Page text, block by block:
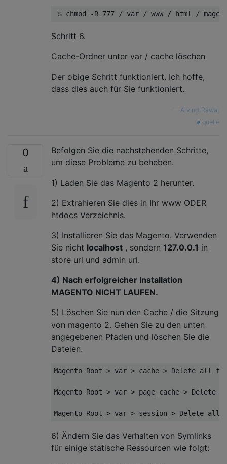
$ chmod -R 777 / var / www / html /
Schritt 6.
Cache-Ordner unter var / cache löschen
Der obige Schritt funktioniert. Ich hoffe,
dass dies auch für Sie funktioniert.
Arvind Rawat
quelle
0
Befolgen Sie die nachstehenden Schritte,
um diese Probleme zu beheben.
1) Laden Sie das Magento 2 herunter.
2) Extrahieren Sie dies in Ihr www ODER
htdocs Verzeichnis.
3) Installieren Sie das Magento. Verwenden
Sie nicht localhost , sondern 127.0.0.1 in
store url und admin url.
4) Nach erfolgreicher Installation
MAGENTO NICHT LAUFEN.
5) Löschen Sie nun den Cache / die Sitzung
von magento 2. Gehen Sie zu den unten
angegebenen Pfaden und löschen Sie die
Dateien.
Magento Root > var > cache > Delete all
Magento Root > var > page_cache > Delete
Magento Root > var > session > Delete all
6) Ändern Sie das Verhalten von Symlinks
für einige statische Ressourcen wie folgt: